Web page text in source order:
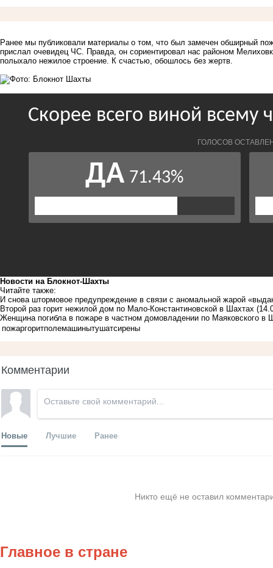
Ранее мы публиковали материалы о том, что был замечен обширный
прислал очевидец ЧС. Правда, он сориентировал нас районом
полыхало нежилое строение . К счастью, обошлось без жертв.
Новости на Блoкнoт-Шахты
Читайте также:
И снова штормовое предупреждение в связи с аномальной жарой
Второй раз горит нежилой дом по Мало-Константиновской в Шахтах
Женщина погибла в пожаре в частном домовладении по Маяковского в
пожаргоритполемашинытушатсирены
Комментарии
Новые Лучшие Ранее
Никто ещё не оставил
Главное в стране